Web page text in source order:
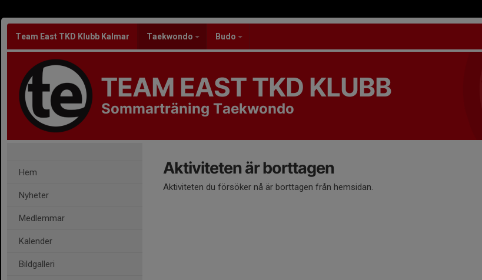
Team East TKD Klubb Kalmar Taekwondo Budo
TEAM EAST TKD KLUBB
Sommarträning Taekwondo
Hem
Nyheter
Medlemmar
Kalender
Bildgalleri
Aktiviteten är borttagen
Aktiviteten du försöker nå är borttagen från hemsidan.